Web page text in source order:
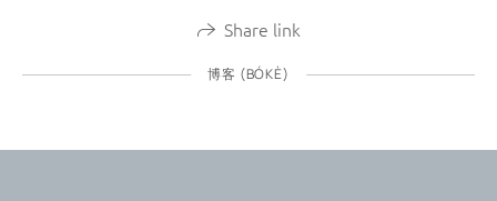
Share link
博客 (BÓKÈ)